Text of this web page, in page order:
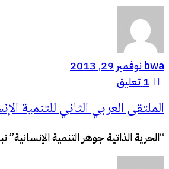
bwaنوفمبر 29, 2013
1تعليق
الملتقى العربي الثاني للتنمية
“الحرية الذاتية جوهر التنمية